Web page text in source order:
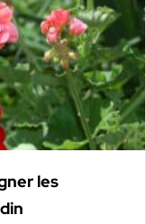
les